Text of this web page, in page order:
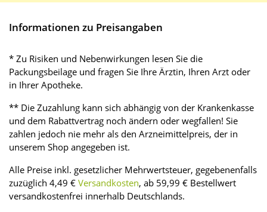
Informationen zu Preisangaben
* Zu Risiken und Nebenwirkungen lesen Sie die
Packungsbeilage und fragen Sie Ihre Ärztin, Ihren Arzt oder
in Ihrer Apotheke.
** Die Zuzahlung kann sich abhängig von der Krankenkasse
und dem Rabattvertrag noch ändern oder wegfallen! Sie
zahlen jedoch nie mehr als den Arzneimittelpreis, der in
unserem Shop angegeben ist.
Alle Preise inkl. gesetzlicher Mehrwertsteuer, gegebenenfalls
zuzüglich 4,49 € Versandkosten, ab 59,99 € Bestellwert
versandkostenfrei innerhalb Deutschlands.